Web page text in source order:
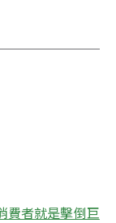
費者就是擊倒巨